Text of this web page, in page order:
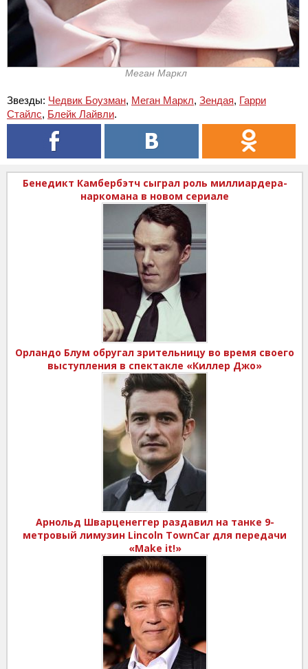
Меган Маркл
Звезды: Чедвик Боузман, Меган Маркл, Зендая, Гарри
Стайлс, Блейк Лайвли.
Бенедикт Камбербэтч сыграл роль миллиардера-
наркомана в новом сериале
Орландо Блум обругал зрительницу во время своего
выступления в спектакле «Киллер Джо»
Арнольд Шварценеггер раздавил на танке 9-
метровый лимузин Lincoln TownCar для передачи
«Make it!»